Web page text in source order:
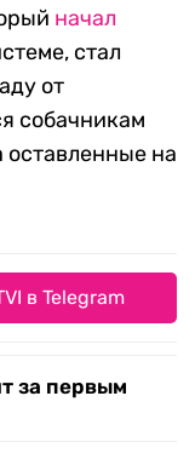
начал
стал
от
собачникам
оставленные на
в Telegram
за первым